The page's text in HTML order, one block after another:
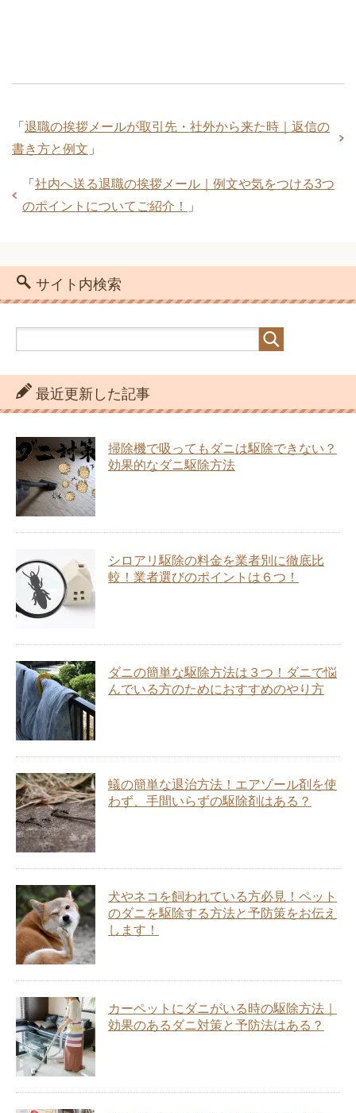
「 退職の挨拶メールが取引先・社外から来た時｜返信の
書き方と例文 」
「 社内へ送る退職の挨拶メール｜例文や気をつける3つ
のポイントについてご紹介！
」
サイト内検索
最近更新した記事
掃除機で吸ってもダニは駆除できない？
効果的なダニ駆除方法
シロアリ駆除の料金を業者別に徹底比
較！業者選びのポイントは６つ！
ダニの簡単な駆除方法は３つ！ダニで悩
んでいる方のためにおすすめのやり方
蟻の簡単な退治方法！エアゾール剤を使
わず、手間いらずの駆除剤はある？
犬やネコを飼われている方必見！ペット
のダニを駆除する方法と予防策をお伝え
します！
カーペットにダニがいる時の駆除方法｜
効果のあるダニ対策と予防法はある？